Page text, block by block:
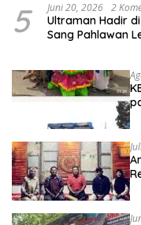
5 Juni 20, 2026 2
Ultraman Hadir
Sang Pahlawan